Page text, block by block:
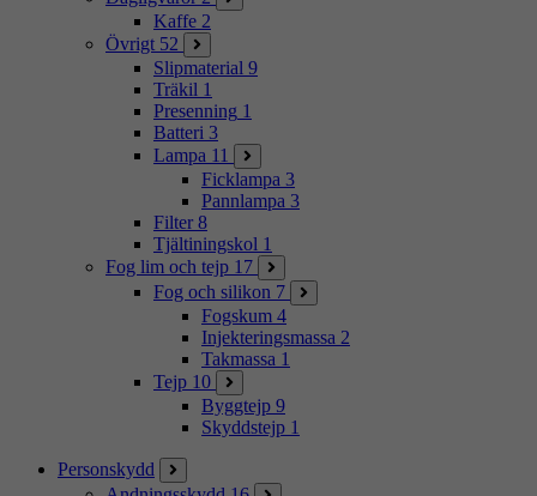
Kaffe 2
Övrigt 52
Slipmaterial 9
Träkil 1
Presenning 1
Batteri 3
Lampa 11
Ficklampa 3
Pannlampa 3
Filter 8
Tjältiningskol 1
Fog lim och tejp 17
Fog och silikon 7
Fogskum 4
Injekteringsmassa 2
Takmassa 1
Tejp 10
Byggtejp 9
Skyddstejp 1
Personskydd